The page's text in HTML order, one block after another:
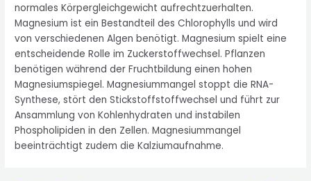
normales Körpergleichgewicht aufrechtzuerhalten.
Magnesium ist ein Bestandteil des Chlorophylls und wird
von verschiedenen Algen benötigt. Magnesium spielt eine
entscheidende Rolle im Zuckerstoffwechsel. Pflanzen
benötigen während der Fruchtbildung einen hohen
Magnesiumspiegel. Magnesiummangel stoppt die RNA-
Synthese, stört den Stickstoffstoffwechsel und führt zur
Ansammlung von Kohlenhydraten und instabilen
Phospholipiden in den Zellen. Magnesiummangel
beeinträchtigt zudem die Kalziumaufnahme.